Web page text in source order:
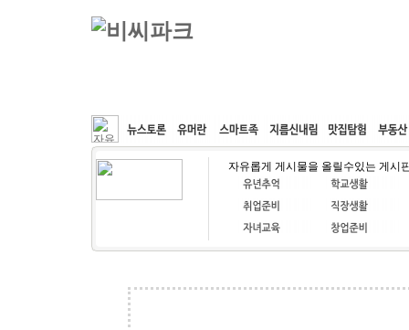
커뮤니티 속도패치 웹호스팅 공동구매
자유롭게 게시물을 올릴수있는 게시